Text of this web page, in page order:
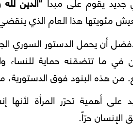
مئويتها هذا العام الذي
أن يحمل الدستور السوري
ما تتضمّنه حماية للنساء
من هذه البنود فوق الدستورية،
على أهمية تحرّر المرأة لأنها
الإنسان حرّاً.